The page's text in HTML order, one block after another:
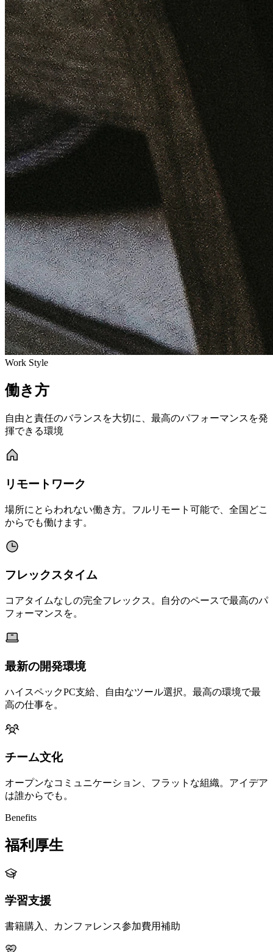
Work Style
働き方
自由と責任のバランスを大切に、最高のパフォーマンスを発
揮できる環境
リモートワーク
場所にとらわれない働き方。フルリモート可能で、全国どこ
からでも働けます。
フレックスタイム
コアタイムなしの完全フレックス。自分のペースで最高のパ
フォーマンスを。
最新の開発環境
ハイスペックPC支給、自由なツール選択。最高の環境で最
高の仕事を。
チーム文化
オープンなコミュニケーション、フラットな組織。アイデア
は誰からでも。
Benefits
福利厚生
学習支援
書籍購入、カンファレンス参加費用補助